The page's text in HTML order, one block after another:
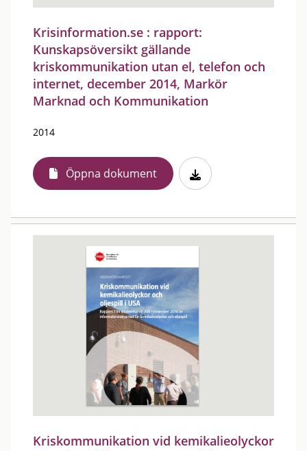
Krisinformation.se : rapport:
Kunskapsöversikt gällande
kriskommunikation utan el, telefon och
internet, december 2014, Markör
Marknad och Kommunikation
2014
Öppna dokument
Kriskommunikation vid kemikalieolyckor